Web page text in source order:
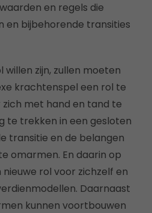
en regels die
en bijbehorende transities
willen zijn, zullen moeten
krachtenspel een rol te
zich met hand en tand te
te trekken in een gesloten
transitie en de belangen
omarmen. En daarin op
rol voor zichzelf en
Daarnaast
kunnen voortbouwen